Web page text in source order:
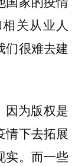
关从业人
们很难去建
因为版权是
情下去拓展
实。而一些